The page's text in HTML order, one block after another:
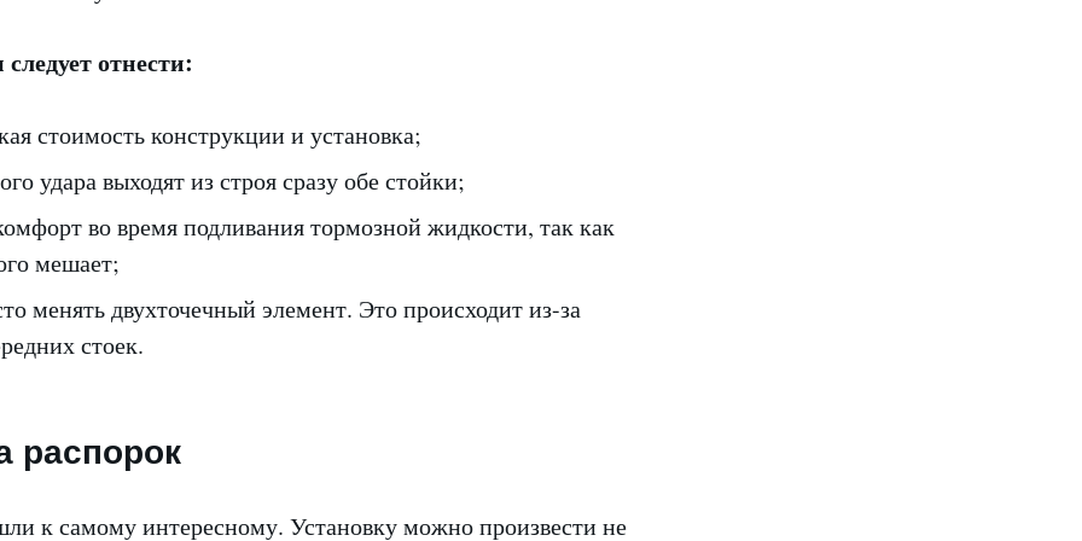
отнести:
стоимость конструкции и установка;
удара выходят из строя сразу обе стойки;
во время подливания тормозной жидкости, так как
мешает;
менять двухточечный элемент. Это происходит из-за
стоек.
распорок
к самому интересному. Установку можно произвести не